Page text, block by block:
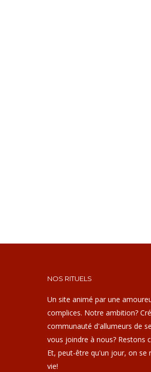
NOS RITUELS
Un site animé par une
complices. Notre ambition?
communauté d'allumeurs de
vous joindre à nous? Restons
Et, peut-être qu'un jour, on se
vie!